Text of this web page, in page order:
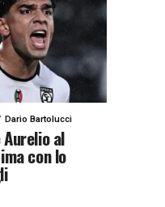
Dario Bartolucci
al
con lo